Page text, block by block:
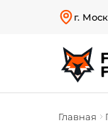
г.
Главная